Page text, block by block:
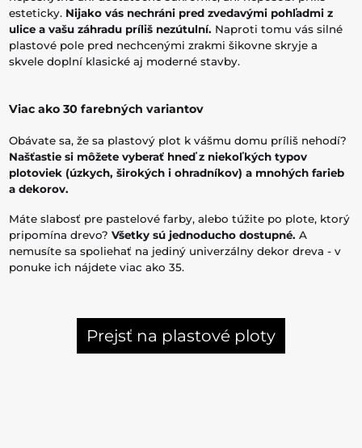
esteticky. Nijako vás nechráni pred zvedavými pohľadmi z
ulice a vašu záhradu príliš nezútulní. Naproti tomu vás silné
plastové pole pred nechcenými zrakmi šikovne skryje a
skvele doplní klasické aj moderné stavby.
Viac ako 30 farebných variantov
Obávate sa, že sa plastový plot k vášmu domu príliš nehodí?
Našťastie si môžete vyberať hneď z niekoľkých typov
plotoviek (úzkych, širokých i ohradníkov) a mnohých farieb
a dekorov.
Máte slabosť pre pastelové farby, alebo túžite po plote, ktorý
pripomína drevo?Všetky sú jednoducho dostupné. A
nemusíte sa spoliehať na jediný univerzálny dekor dreva - v
ponuke ich nájdete viac ako 35.
Prejsť na plastové ploty